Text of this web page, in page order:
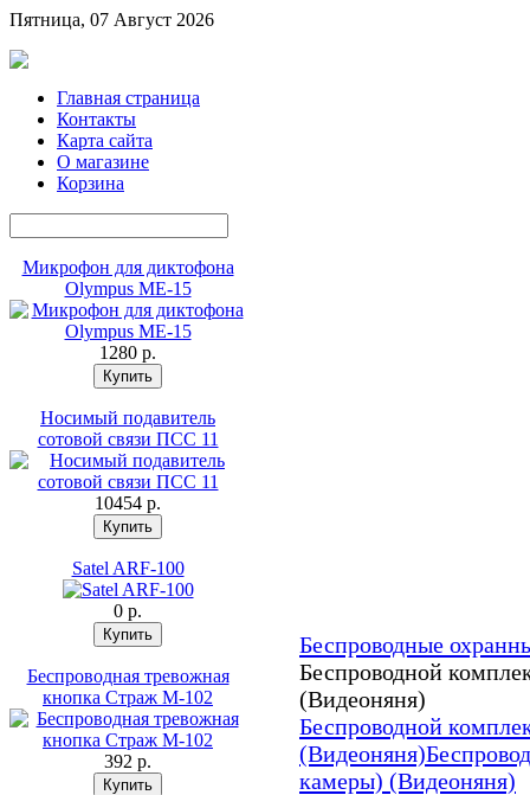
Пятница, 07 Август 2026
Главная страница
Контакты
Карта сайта
О магазине
Корзина
Микрофон для диктофона
Olympus ME-15
1280 p.
Носимый подавитель
сотовой связи ПСС 11
10454 p.
Satel ARF-100
0 p.
Беспроводная тревожная
кнопка Страж М-102
392 p.
Беспроводные
Беспроводной
(Видеоняня)
Беспроводной
(Видеоняня)
камеры) (Видеоняня)